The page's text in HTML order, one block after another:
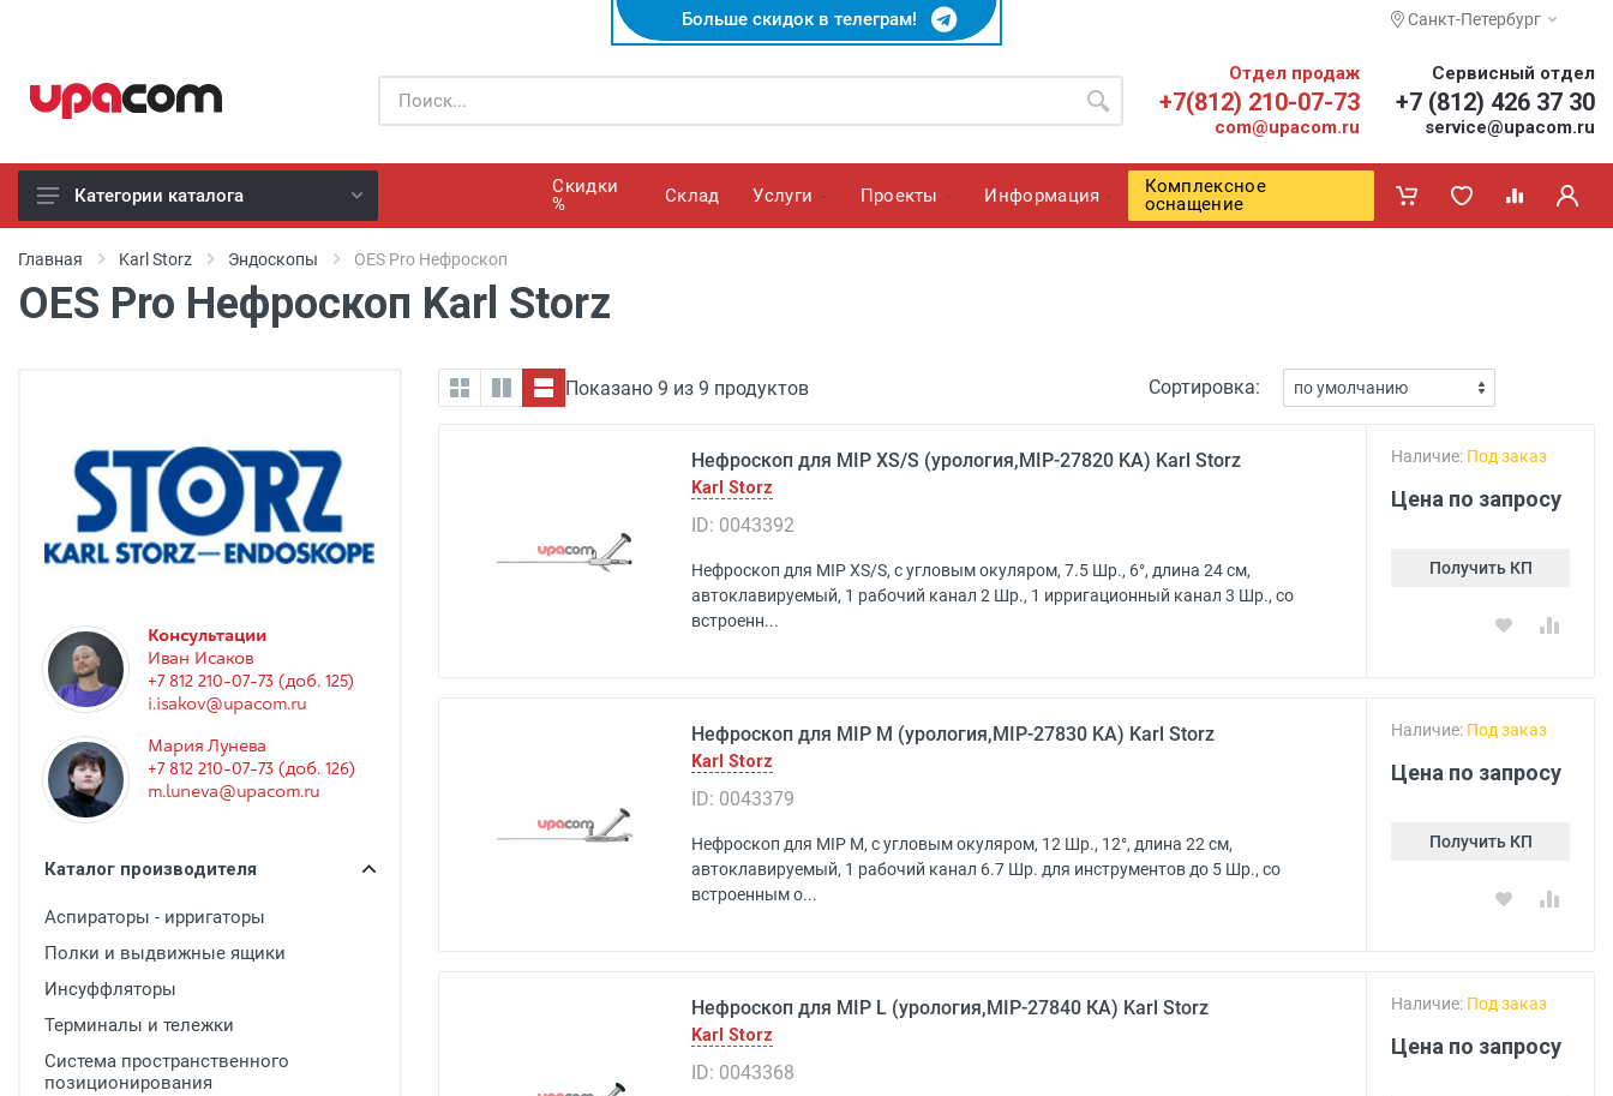
Больше скидок в телеграм! Санкт-Петербург
Отдел продаж
+7(812) 210-07-73
com@upacom.ru
Сервисный отдел
+7 (812) 426 37 30
service@upacom.ru
Б/У оборудование
Все производители
Неонатология
Хирургия
Гинекология
Функциональная диагностика
Офтальмология
Урология
Дезинфекция и стерилизация
Лучевая диагностика
Расходные материалы
Оториноларингология
Стоматологическое оборудование
Категории каталога
Скидки
%
Cклад Услуги Проекты Информация
Комплексное
оснащение
Главная Karl Storz Эндоскопы OES Pro Нефроскоп
OES Pro Нефроскоп Karl Storz
Консультации
Иван Исаков
+7 812 210-07-73 (доб. 125)
i.isakov@upacom.ru
Мария Лунева
+7 812 210-07-73 (доб. 126)
m.luneva@upacom.ru
Каталог производителя
Аспираторы - ирригаторы
Полки и выдвижные ящики
Инсуффляторы
Терминалы и тележки
Система пространственного
позиционирования
Показано 9 из 9 продуктов Сортировка:
Нефроскоп для MIP XS/S (урология,MIP-27820 KA) Karl Storz
Karl Storz
ID: 0043392
Нефроскоп для MIP XS/S, с угловым окуляром, 7.5 Шр., 6°, длина 24 см,
автоклавируемый, 1 рабочий канал 2 Шр., 1 ирригационный канал 3 Шр., со
встроенн...
Наличие: Под заказ
Цена по запросу
Получить КП
Нефроскоп для MIP М (урология,MIP-27830 KA) Karl Storz
Karl Storz
ID: 0043379
Нефроскоп для MIP М, с угловым окуляром, 12 Шр., 12°, длина 22 см,
автоклавируемый, 1 рабочий канал 6.7 Шр. для инструментов до 5 Шр., со
встроенным о...
Наличие: Под заказ
Цена по запросу
Получить КП
Нефроскоп для MIP L (урология,MIP-27840 КА) Karl Storz
Karl Storz
ID: 0043368
Наличие: Под заказ
Цена по запросу